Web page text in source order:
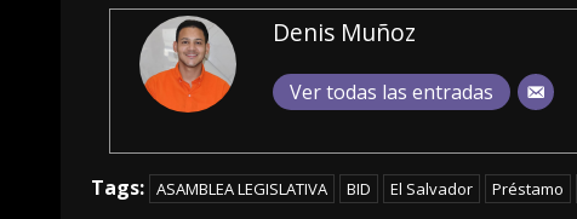
Denis Muñoz
Ver todas las entradas
Tags: ASAMBLEA LEGISLATIVA BID El Salvador Préstamo